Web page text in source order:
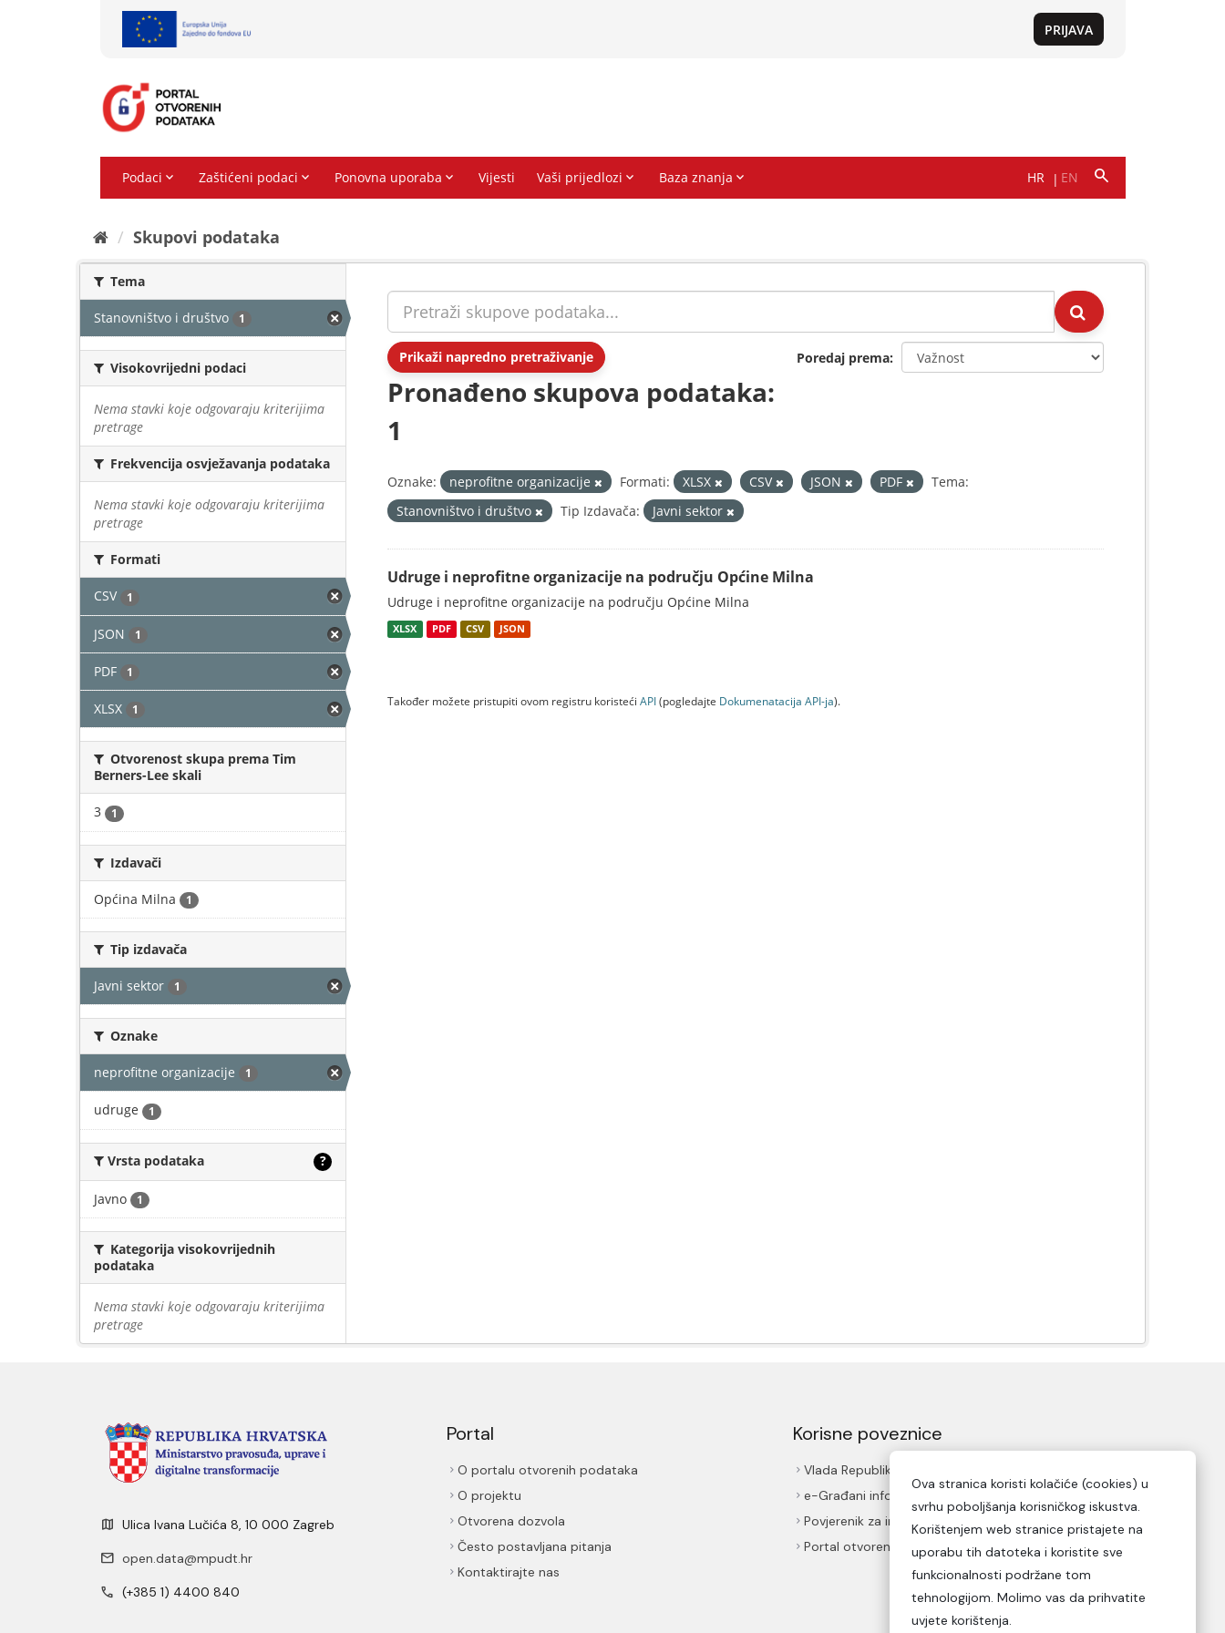
Skupovi podаtаkа
Tema
Stanovništvo i društvo 1
Visokovrijedni podaci
Nema stavki koje odgovaraju kriterijima
pretrage
Frekvencija osvježavanja podataka
Nema stavki koje odgovaraju kriterijima
pretrage
Formati
CSV 1
JSON 1
PDF 1
XLSX 1
Otvorenost skupa prema Tim
Berners-Lee skali
3 1
Izdavači
Općina Milna 1
Tip izdavača
Javni sektor 1
Oznake
neprofitne organizacije 1
udruge 1
Vrsta podataka ?
Javno 1
Kategorija visokovrijednih
podataka
Nema stavki koje odgovaraju kriterijima
pretrage
Prikaži napredno pretraživanje Poredaj prema
Pronađeno skupova podataka:
1
Oznake: neprofitne organizacije Formati: XLSX CSV JSON PDF
Tema:
Stanovništvo i društvo
Tip Izdavača: Javni sektor
Udruge i neprofitne organizacije na području Općine Milna
Udruge i neprofitne organizacije na području Općine Milna
XLSX PDF CSV JSON
Također možete pristupiti ovom registru koristeći API(pogledajte Dokumenаtаcijа API-jа).